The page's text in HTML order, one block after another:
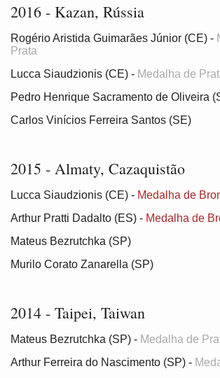
2016 - Kazan, Rússia
Rogério Aristida Guimarães Júnior (CE) -
Prata
Lucca Siaudzionis (CE) - Medalha de
Pedro Henrique Sacramento de Oliveira
Carlos Vinícios Ferreira Santos (SE)
2015 - Almaty, Cazaquistão
Lucca Siaudzionis (CE) - Medalha de
Arthur Pratti Dadalto (ES) - Medalha de
Mateus Bezrutchka (SP)
Murilo Corato Zanarella (SP)
2014 - Taipei, Taiwan
Mateus Bezrutchka (SP) - Medalha de
Arthur Ferreira do Nascimento (SP) -